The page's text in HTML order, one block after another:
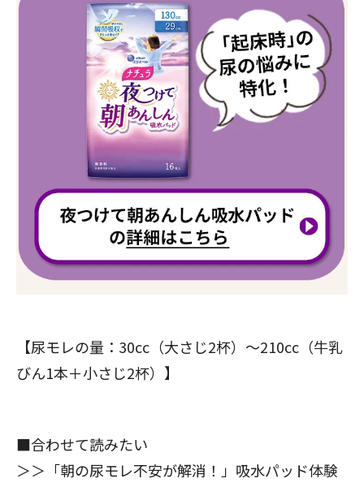
【尿モレの量：30cc（大さじ2杯）～210cc（牛乳
びん1本＋小さじ2杯）】
■合わせて読みたい
＞＞ 「朝の尿モレ不安が解消！」吸水パッド体験